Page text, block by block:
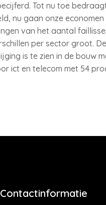
Tot nu toe
nu gaan onze
van het aantal
per sector groot.
is te zien in de bouw
ict en telecom met 54
Contactinformatie